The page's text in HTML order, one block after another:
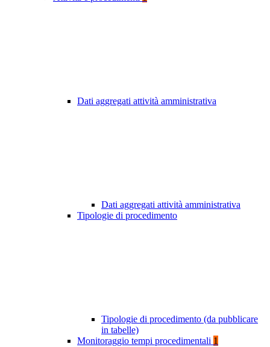
Dati aggregati attività amministrativa
Dati aggregati attività amministrativa
Tipologie di procedimento
Tipologie di procedimento (da pubblicare
in tabelle)
Monitoraggio tempi procedimentali 1